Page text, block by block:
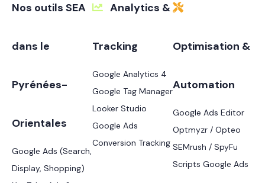
Nos outils SEA
dans le
Pyrénées-
Orientales
Google Ads (Search,
Display, Shopping)
Analytics &
Tracking
Google Analytics 4
Google Tag Manager
Looker Studio
Google Ads
Conversion Tracking
Optimisation &
Automation
Google Ads Editor
Optmyzr / Opteo
SEMrush / SpyFu
Scripts Google Ads